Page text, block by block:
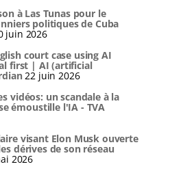
à Las Tunas pour le
politiques de Cuba
juin 2026
court case using AI
first | AI (artificial
22 juin 2026
vidéos: un scandale à la
émoustille l'IA - TVA
visant Elon Musk ouverte
dérives de son réseau
2026